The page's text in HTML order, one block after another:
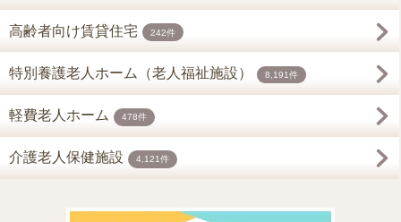
高齢者向け賃貸住宅 242件
特別養護老人ホーム（老人福祉施設） 8,191件
軽費老人ホーム 478件
介護老人保健施設 4,121件